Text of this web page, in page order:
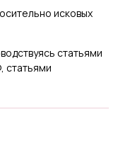
исковых
статьями
статьями